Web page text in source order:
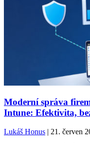
Moderní správa
Intune: Efektivita,
Lukáš Honus| 21. červen